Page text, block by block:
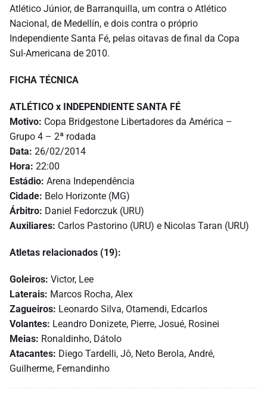
Atlético Júnior, de Barranquilla, um contra o Atlético
Nacional, de Medellín, e dois contra o próprio
Independiente Santa Fé, pelas oitavas de final da Copa
Sul-Americana de 2010.
FICHA TÉCNICA
ATLÉTICO x INDEPENDIENTE SANTA FÉ
Motivo: Copa Bridgestone Libertadores da América –
Grupo 4 – 2ª rodada
Data: 26/02/2014
Hora: 22:00
Estádio: Arena Independência
Cidade: Belo Horizonte (MG)
Árbitro: Daniel Fedorczuk (URU)
Auxiliares: Carlos Pastorino (URU) e Nicolas Taran (URU)
Atletas relacionados (19):
Goleiros: Victor, Lee
Laterais: Marcos Rocha, Alex
Zagueiros: Leonardo Silva, Otamendi, Edcarlos
Volantes: Leandro Donizete, Pierre, Josué, Rosinei
Meias: Ronaldinho, Dátolo
Atacantes: Diego Tardelli, Jô, Neto Berola, André,
Guilherme, Fernandinho